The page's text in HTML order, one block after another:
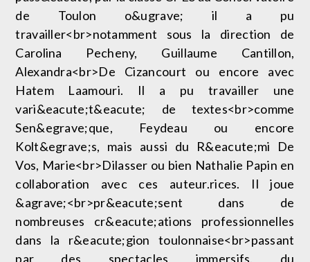
de Toulon o&ugrave; il a pu
travailler<br>notamment sous la direction de
Carolina Pecheny, Guillaume Cantillon,
Alexandra<br>De Cizancourt ou encore avec
Hatem Laamouri. Il a pu travailler une
vari&eacute;t&eacute; de textes<br>comme
Sen&egrave;que, Feydeau ou encore
Kolt&egrave;s, mais aussi du R&eacute;mi De
Vos, Marie<br>Dilasser ou bien Nathalie Papin en
collaboration avec ces auteur.rices. Il joue
&agrave;<br>pr&eacute;sent dans de
nombreuses cr&eacute;ations professionnelles
dans la r&eacute;gion toulonnaise<br>passant
par des spectacles immersifs, du